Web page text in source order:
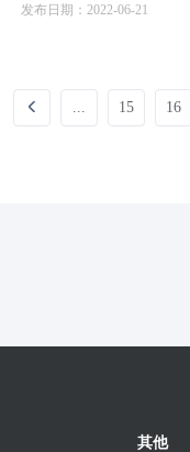
发布日期：2022-06-21
... 15 16
其他